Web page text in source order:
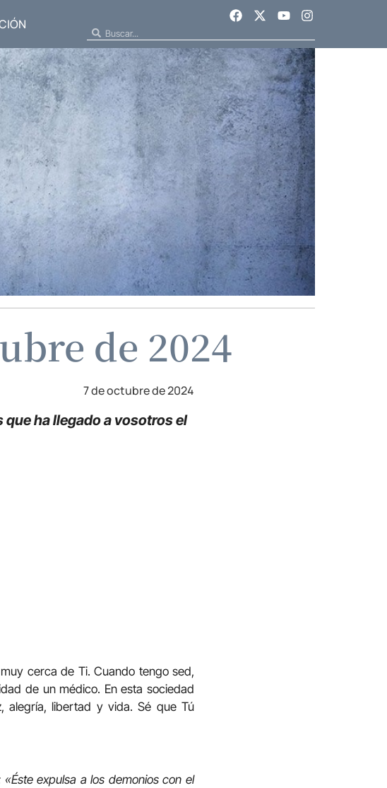
de 2024
7 de octubre de 2024
que ha llegado a vosotros el
cerca de Ti. Cuando tengo sed,
de un médico. En esta sociedad
alegría, libertad y vida. Sé que Tú
expulsa a los demonios con el